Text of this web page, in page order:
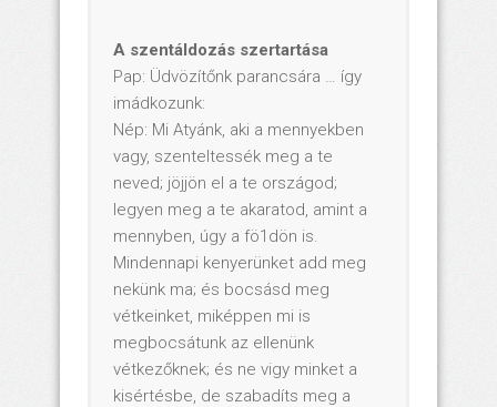
A szentáldozás szertartása
Pap: Üdvözítőnk parancsára … így
imádkozunk:
Nép: Mi Atyánk, aki a mennyekben
vagy, szenteltessék meg a te
neved; jöjjön el a te országod;
legyen meg a te akaratod, amint a
mennyben, úgy a fö1dön is.
Mindennapi kenyerünket add meg
nekünk ma; és bocsásd meg
vétkeinket, miképpen mi is
megbocsátunk az ellenünk
vétkezőknek; és ne vigy minket a
kisértésbe, de szabadíts meg a